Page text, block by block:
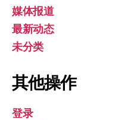
媒体报道
最新动态
未分类
其他操作
登录